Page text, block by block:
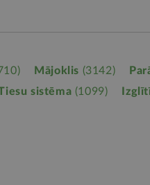
Mājoklis (3142)
sistēma (1099)